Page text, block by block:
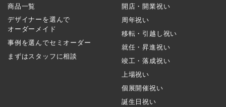
商品一覧
デザイナーを選んで
オーダーメイド
事例を選んでセミオーダー
まずはスタッフに相談
開店・開業祝い
周年祝い
移転・引越し祝い
就任・昇進祝い
竣工・落成祝い
上場祝い
個展開催祝い
誕生日祝い